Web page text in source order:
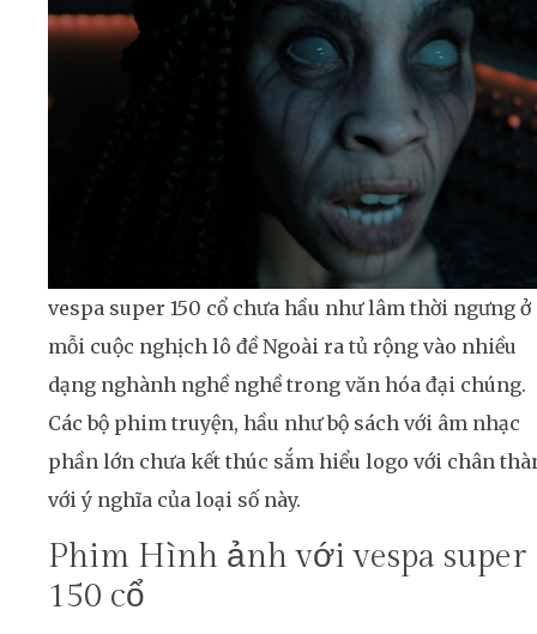
vespa super 150 cổ chưa hầu như lâm thời ngưng ở
mỗi cuộc nghịch lô đề Ngoài ra tủ rộng vào nhiều
dạng nghành nghề nghề trong văn hóa đại chúng.
Các bộ phim truyện, hầu như bộ sách với âm nhạc
phần lớn chưa kết thúc sắm hiểu logo với chân
với ý nghĩa của loại số này.
Phim Hình ảnh với vespa super
150 cổ